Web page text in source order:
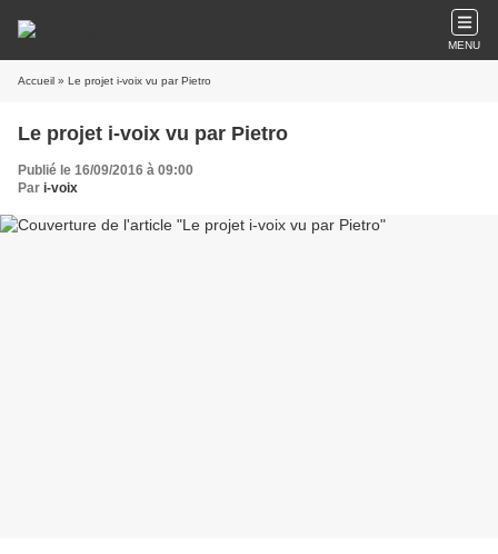
MENU
Accueil » Le projet i-voix vu par Pietro
Le projet i-voix vu par Pietro
Publié le 16/09/2016 à 09:00
Par i-voix